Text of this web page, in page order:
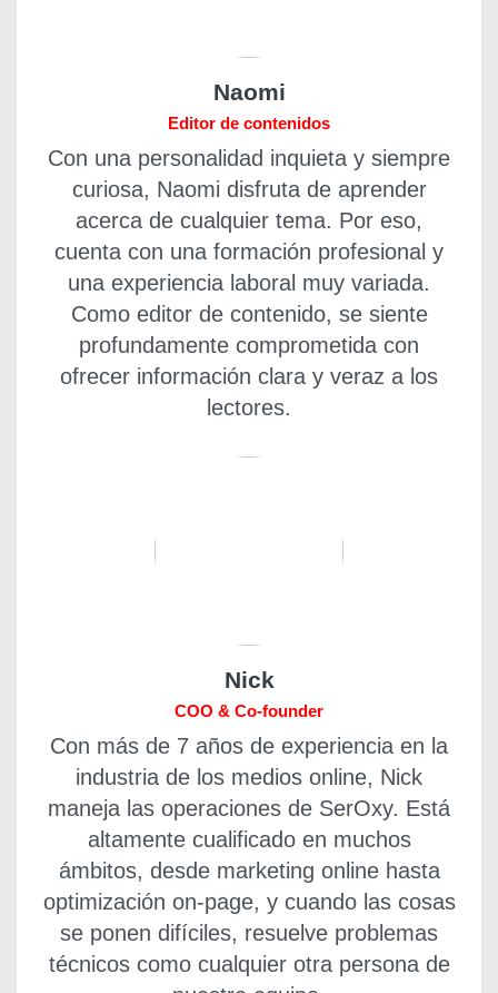
Naomi
Editor de contenidos
Con una personalidad inquieta y siempre
curiosa, Naomi disfruta de aprender
acerca de cualquier tema. Por eso,
cuenta con una formación profesional y
una experiencia laboral muy variada.
Como editor de contenido, se siente
profundamente comprometida con
ofrecer información clara y veraz a los
lectores.
Nick
COO & Co-founder
Con más de 7 años de experiencia en la
industria de los medios online, Nick
maneja las operaciones de SerOxy. Está
altamente cualificado en muchos
ámbitos, desde marketing online hasta
optimización on-page, y cuando las cosas
se ponen difíciles, resuelve problemas
técnicos como cualquier otra persona de